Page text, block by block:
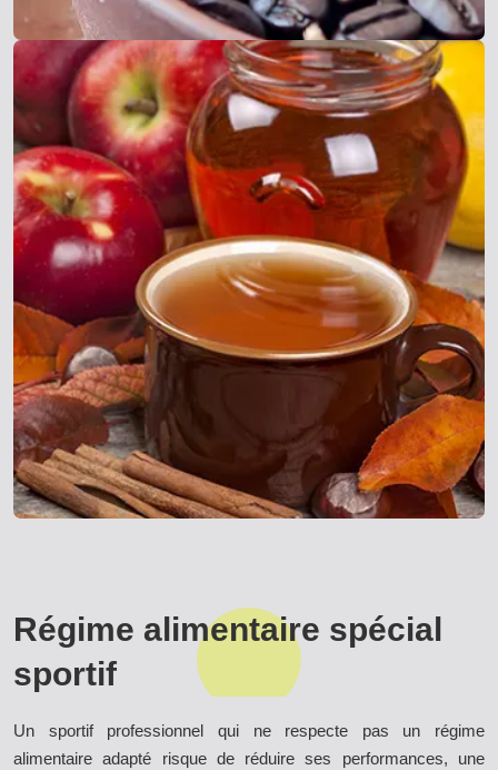
Régime alimentaire spécial
sportif
Un sportif professionnel qui ne respecte pas un régime
alimentaire adapté risque de réduire ses performances, une